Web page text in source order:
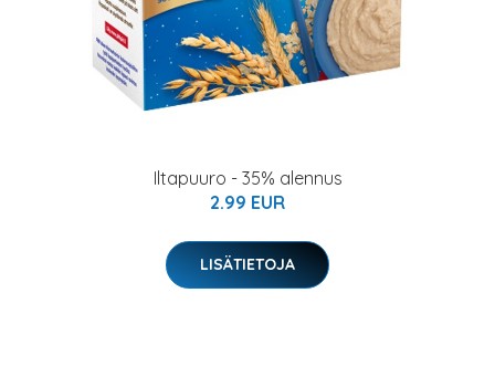
Iltapuuro - 35% alennus
2.99 EUR
LISÄTIETOJA